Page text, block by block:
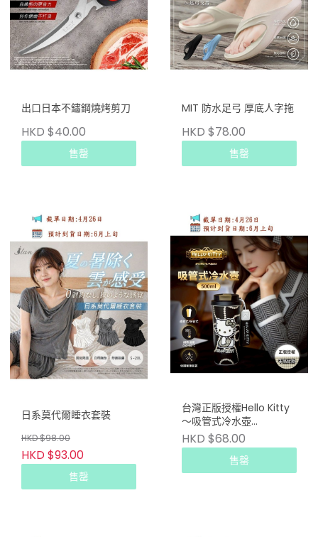
出口日本不鏽鋼燒烤剪刀
HKD $40.00
售罄
MIT 防水足弓 厚底人字拖
HKD $78.00
售罄
日系莫代爾睡衣套裝
HKD $98.00
HKD $93.00
售罄
台灣正版授權Hello Kitty
～吸管式冷水壺
600ml（千鳥紋款）
HKD $68.00
售罄